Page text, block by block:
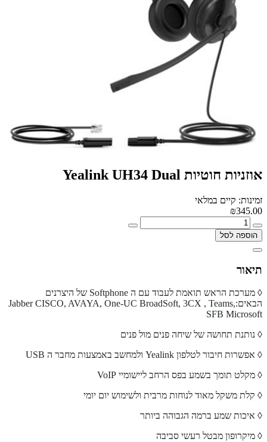
אוזניות ‏חוטיות Yealink UH34 Dual
זמינות: קיים במלאי
₪345.00
הוספה לסל
תיאור
◊ מערכת הראש תואמת לעבוד עם ה Softphone של היצרנים
הבאים:Jabber CISCO, AVAYA, One-UC BroadSoft, 3CX , Teams,
SFB Microsoft
◊ נותנת תחושה של שיחה פנים מול פנים
◊ אפשרות חיבור לטלפון Yealink ולמחשב באמצעות מחבר ה USB
◊ מקלט תומך בשמע בפס הרחב ליישומיי VoIP
◊ קלת משקל מאוד לנוחות מרבית ולשימוש יום יומי
◊ איכות שמע ברמה הגבוהה ביותר
◊ מיקרופון מבטל רעשי סביבה